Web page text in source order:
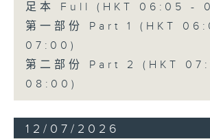
足本 Full (HKT 06:05 -
第一部份 Part 1 (HKT
07:00)
第二部份 Part 2 (HKT
08:00)
12/07/2026